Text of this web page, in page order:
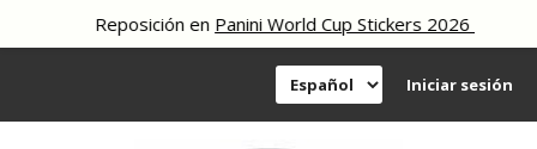
Reposición enPanini World Cup Stickers 2026
Iniciar sesión